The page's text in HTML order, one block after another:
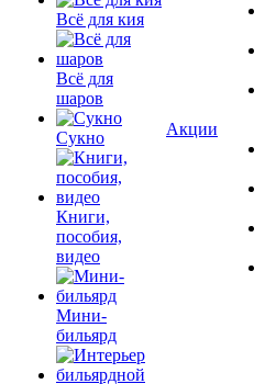
Всё для кия
Всё для
шаров
Сукно
Книги,
пособия,
видео
Мини-
бильярд
Акции